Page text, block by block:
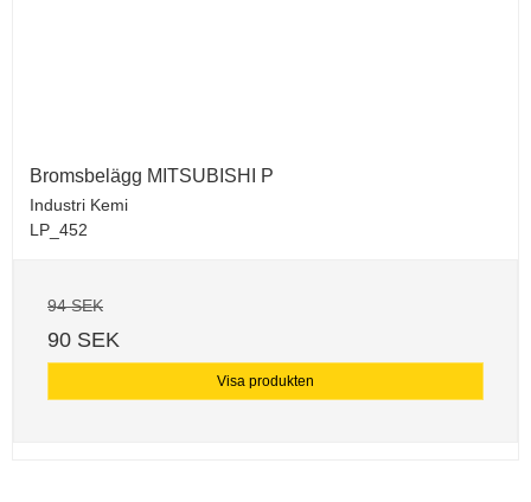
Bromsbelägg MITSUBISHI P
Industri Kemi
LP_452
94 SEK
90 SEK
Visa produkten